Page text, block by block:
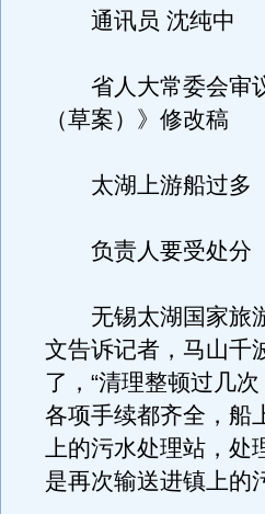
通讯员 沈纯中
省人大常委会审议
（草案）》修改稿
太湖上游船过多
负责人要受处分
无锡太湖国家旅游
文告诉记者，马山千
了，“清理整顿过几
各项手续都齐全，船
上的污水处理站，处
是再次输送进镇上的